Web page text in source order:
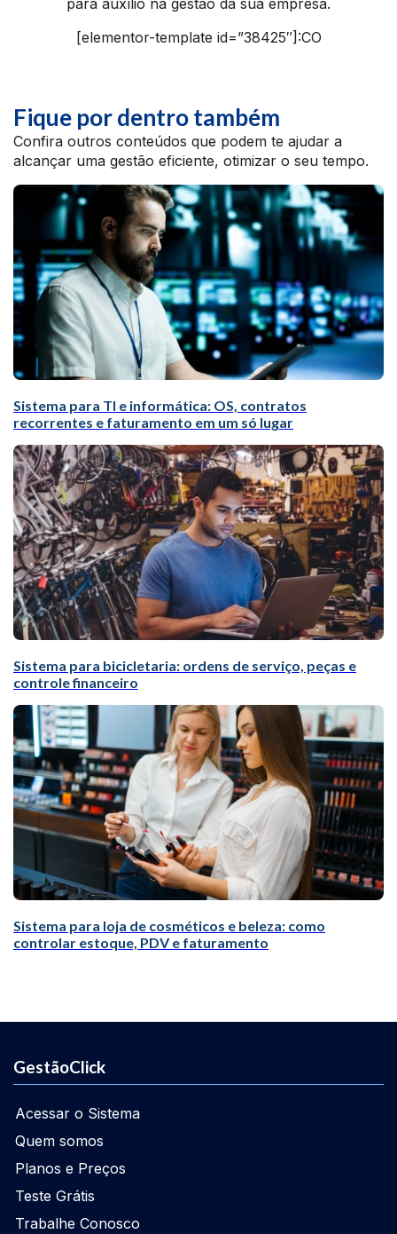
para auxílio na gestão da sua empresa.
[elementor-template id=”38425″]:CO
Fique por dentro também
Confira outros conteúdos que podem te ajudar a
alcançar uma gestão eficiente, otimizar o seu tempo.
Sistema para TI e informática: OS, contratos
recorrentes e faturamento em um só lugar
Sistema para bicicletaria: ordens de serviço, peças e
controle financeiro
Sistema para loja de cosméticos e beleza: como
controlar estoque, PDV e faturamento
GestãoClick
Acessar o Sistema
Quem somos
Planos e Preços
Teste Grátis
Trabalhe Conosco